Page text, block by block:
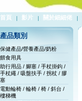
首頁 影片 關於細細佬
產品類別
保健產品/營養產品/奶粉
餵食用具
助行用品 / 腳塞 / 手杖掛鈎 /
手杖繩 / 吸盤扶手 / 拐杖 / 膠
塞
電動輪椅 / 輪椅 / 椅 / 斜台 /
樓梯機